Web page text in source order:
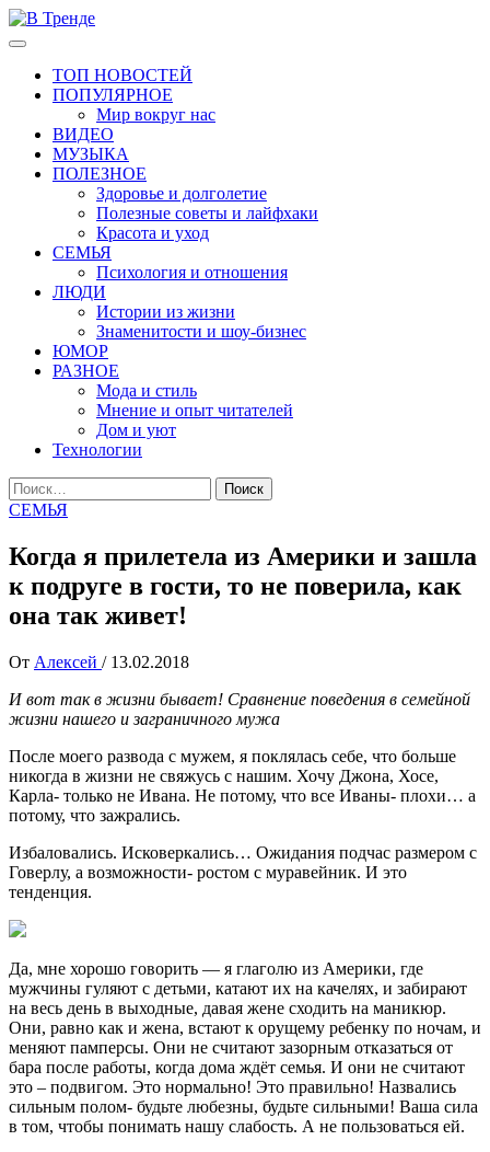
Перейти
к
Основное
ТОП НОВОСТЕЙ
ПОПУЛЯРНОЕ
Мир вокруг нас
ВИДЕО
МУЗЫКА
ПОЛЕЗНОЕ
Здоровье и долголетие
Полезные советы и лайфхаки
Красота и уход
СЕМЬЯ
Психология и отношения
ЛЮДИ
Истории из жизни
Знаменитости и шоу-бизнес
ЮМОР
РАЗНОЕ
Мода и стиль
Мнение и опыт читателей
Дом и уют
Технологии
Найти:
СЕМЬЯ
Когда я прилетела из Америки и зашла
к подруге в гости, то не поверила, как
она так живет!
От Алексей / 13.02.2018
И вот так в жизни бывает! Сравнение поведения в семейной
жизни нашего и заграничного мужа
После моего развода с мужем, я поклялась себе, что больше
никогда в жизни не свяжусь с нашим. Хочу Джона, Хосе,
Карла- только не Ивана. Не потому, что все Иваны- плохи… а
потому, что зажрались.
Избаловались. Исковеркались… Ожидания подчас размером с
Говерлу, а возможности- ростом с муравейник. И это
тенденция.
Да, мне хорошо говорить — я глаголю из Америки, где
мужчины гуляют с детьми, катают их на качелях, и забирают
на весь день в выходные, давая жене сходить на маникюр.
Они, равно как и жена, встают к орущему ребенку по ночам, и
меняют памперсы. Они не считают зазорным отказаться от
бара после работы, когда дома ждёт семья. И они не считают
это – подвигом. Это нормально! Это правильно! Назвались
сильным полом- будьте любезны, будьте сильными! Ваша сила
в том, чтобы понимать нашу слабость. А не пользоваться ей.